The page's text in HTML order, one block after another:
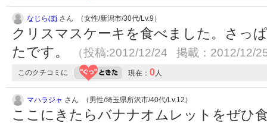
なじらぼj さん （女性/新潟市/30代/Lv.9）
クリスマスケーキを食べました。さっ
たです。
（投稿:2012/12/24 掲載：2012/12/
このクチコミに 現在： 0 人
マハラジャ さん （男性/埼玉県所沢市/40代/Lv.12）
ここにきたらバナナオムレットをぜひ